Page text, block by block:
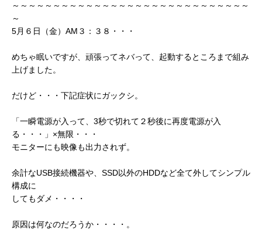
～～～～～～～～～～～～～～～～～～～～～～～～～～～～～
～
5月６日（金）AM３：３８・・・
めちゃ眠いですが、頑張ってネバって、起動するところまで組み
上げました。
だけど・・・下記症状にガックシ。
「一瞬電源が入って、3秒で切れて２秒後に再度電源が入
る・・・」×無限・・・
モニターにも映像も出力されず。
余計なUSB接続機器や、SSD以外のHDDなど全て外してシンプル
構成に
してもダメ・・・・
原因は何なのだろうか・・・・。